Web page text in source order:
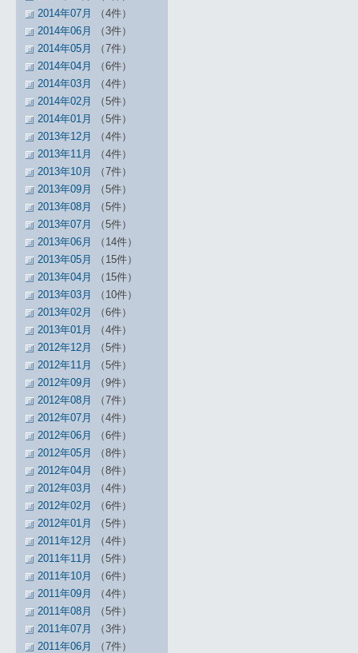
2014年07月
（4件）
2014年06月
（3件）
2014年05月
（7件）
2014年04月
（6件）
2014年03月
（4件）
2014年02月
（5件）
2014年01月
（5件）
2013年12月
（4件）
2013年11月
（4件）
2013年10月
（7件）
2013年09月
（5件）
2013年08月
（5件）
2013年07月
（5件）
2013年06月
（14件）
2013年05月
（15件）
2013年04月
（15件）
2013年03月
（10件）
2013年02月
（6件）
2013年01月
（4件）
2012年12月
（5件）
2012年11月
（5件）
2012年09月
（9件）
2012年08月
（7件）
2012年07月
（4件）
2012年06月
（6件）
2012年05月
（8件）
2012年04月
（8件）
2012年03月
（4件）
2012年02月
（6件）
2012年01月
（5件）
2011年12月
（4件）
2011年11月
（5件）
2011年10月
（6件）
2011年09月
（4件）
2011年08月
（5件）
2011年07月
（3件）
2011年06月
（7件）